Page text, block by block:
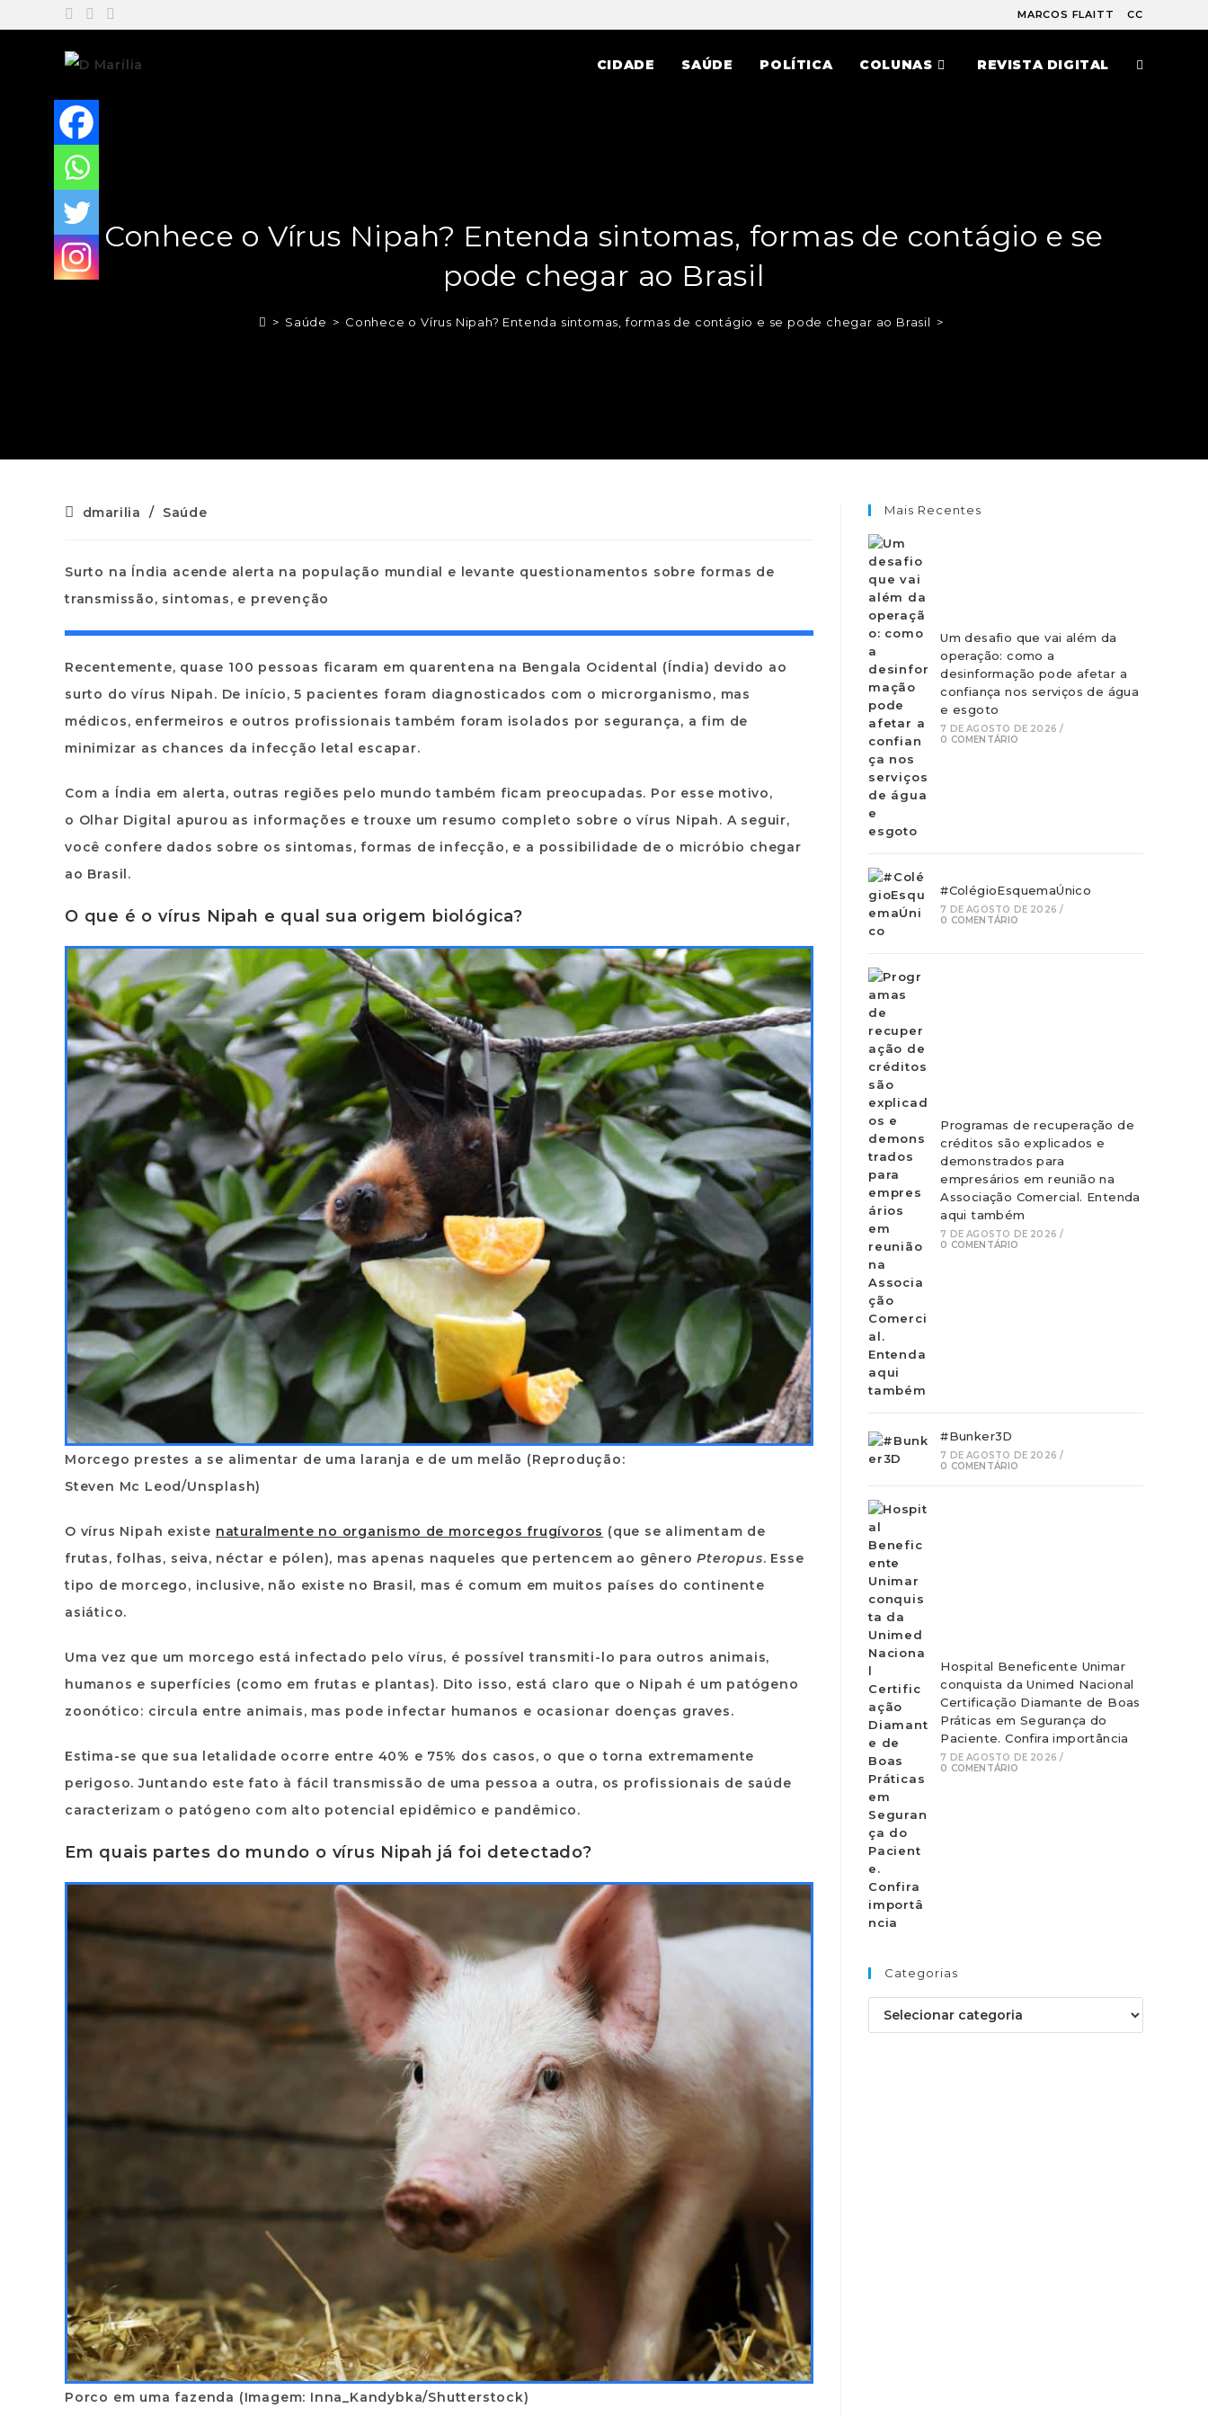
MARCOS FLAITT CC
CIDADE SAÚDE POLÍTICA COLUNAS REVISTA DIGITAL
Conhece o Vírus Nipah? Entenda sintomas, formas de contágio e se
pode chegar ao Brasil
> Saúde > Conhece o Vírus Nipah? Entenda sintomas, formas de contágio e se pode chegar ao Brasil >
dmarilia / Saúde
Surto na Índia acende alerta na população mundial e levante questionamentos sobre formas de
transmissão, sintomas, e prevenção
Recentemente, quase 100 pessoas ficaram em quarentena na Bengala Ocidental (Índia) devido ao
surto do vírus Nipah. De início, 5 pacientes foram diagnosticados com o microrganismo, mas
médicos, enfermeiros e outros profissionais também foram isolados por segurança, a fim de
minimizar as chances da infecção letal escapar.
Com a Índia em alerta, outras regiões pelo mundo também ficam preocupadas. Por esse motivo,
o Olhar Digital apurou as informações e trouxe um resumo completo sobre o vírus Nipah. A seguir,
você confere dados sobre os sintomas, formas de infecção, e a possibilidade de o micróbio chegar
ao Brasil.
O que é o vírus Nipah e qual sua origem biológica?
Morcego prestes a se alimentar de uma laranja e de um melão (Reprodução:
Steven Mc Leod/Unsplash)
O vírus Nipah existe naturalmente no organismo de morcegos frugívoros (que se alimentam de
frutas, folhas, seiva, néctar e pólen), mas apenas naqueles que pertencem ao gêneroPteropus. Esse
tipo de morcego, inclusive, não existe no Brasil, mas é comum em muitos países do continente
asiático.
Uma vez que um morcego está infectado pelo vírus, é possível transmiti-lo para outros animais,
humanos e superfícies (como em frutas e plantas). Dito isso, está claro que o Nipah é um patógeno
zoonótico: circula entre animais, mas pode infectar humanos e ocasionar doenças graves.
Estima-se que sua letalidade ocorre entre 40% e 75% dos casos, o que o torna extremamente
perigoso. Juntando este fato à fácil transmissão de uma pessoa a outra, os profissionais de saúde
caracterizam o patógeno com alto potencial epidêmico e pandêmico.
Em quais partes do mundo o vírus Nipah já foi detectado?
Porco em uma fazenda (Imagem: Inna_Kandybka/Shutterstock)
Mais Recentes
Um desafio que vai além da
operação: como a
desinformação pode afetar a
confiança nos serviços de água
e esgoto
7 DE AGOSTO DE 2026 /
0 COMENTÁRIO
#ColégioEsquemaÚnico
7 DE AGOSTO DE 2026 /
0 COMENTÁRIO
Programas de recuperação de
créditos são explicados e
demonstrados para
empresários em reunião na
Associação Comercial. Entenda
aqui também
7 DE AGOSTO DE 2026 /
0 COMENTÁRIO
#Bunker3D
7 DE AGOSTO DE 2026 /
0 COMENTÁRIO
Hospital Beneficente Unimar
conquista da Unimed Nacional
Certificação Diamante de Boas
Práticas em Segurança do
Paciente. Confira importância
7 DE AGOSTO DE 2026 /
0 COMENTÁRIO
Categorias